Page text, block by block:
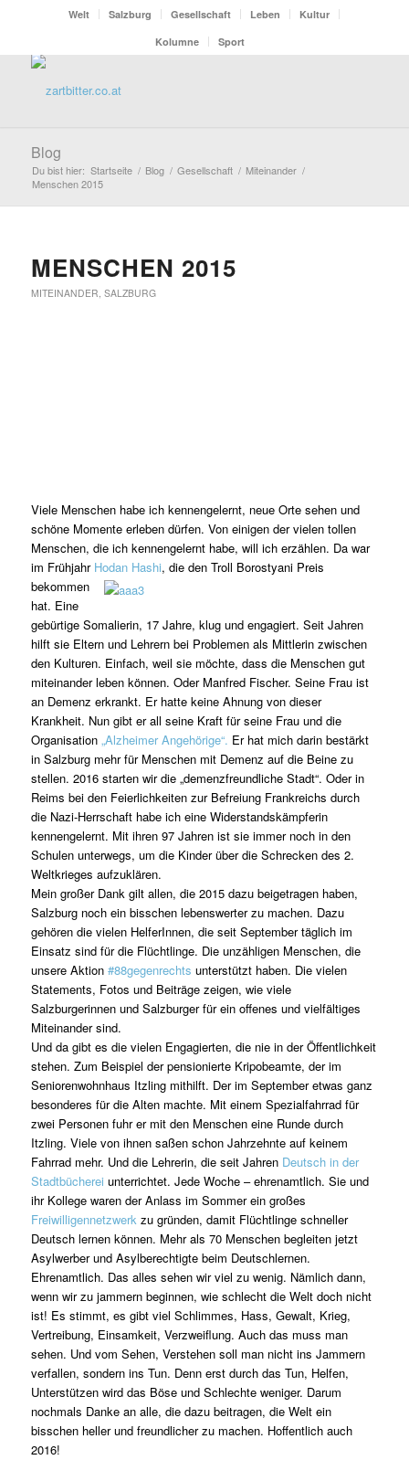
Welt Salzburg Gesellschaft Leben
Kultur
Kolumne
Sport
Blog
Du bist hier: Startseite / Blog / Gesellschaft / Miteinander /
Menschen 2015
MENSCHEN 2015
MITEINANDER, SALZBURG
Viele Menschen habe ich kennengelernt, neue Orte sehen und
schöne Momente erleben dürfen. Von einigen der vielen tollen
Menschen, die ich kennengelernt habe, will ich erzählen. Da war
im Frühjahr Hodan Hashi, die den Troll Borostyani Preis
bekommen
hat. Eine
gebürtige Somalierin, 17 Jahre, klug und engagiert. Seit Jahren
hilft sie Eltern und Lehrern bei Problemen als Mittlerin zwischen
den Kulturen. Einfach, weil sie möchte, dass die Menschen gut
miteinander leben können. Oder Manfred Fischer. Seine Frau ist
an Demenz erkrankt. Er hatte keine Ahnung von dieser
Krankheit. Nun gibt er all seine Kraft für seine Frau und die
Organisation „Alzheimer Angehörige“. Er hat mich darin bestärkt
in Salzburg mehr für Menschen mit Demenz auf die Beine zu
stellen. 2016 starten wir die „demenzfreundliche Stadt“. Oder in
Reims bei den Feierlichkeiten zur Befreiung Frankreichs durch
die Nazi-Herrschaft habe ich eine Widerstandskämpferin
kennengelernt. Mit ihren 97 Jahren ist sie immer noch in den
Schulen unterwegs, um die Kinder über die Schrecken des 2.
Weltkrieges aufzuklären.
Mein großer Dank gilt allen, die 2015 dazu beigetragen haben,
Salzburg noch ein bisschen lebenswerter zu machen. Dazu
gehören die vielen HelferInnen, die seit September täglich im
Einsatz sind für die Flüchtlinge. Die unzähligen Menschen, die
unsere Aktion #88gegenrechts unterstützt haben. Die vielen
Statements, Fotos und Beiträge zeigen, wie viele
Salzburgerinnen und Salzburger für ein offenes und vielfältiges
Miteinander sind.
Und da gibt es die vielen Engagierten, die nie in der Öffentlichkeit
stehen. Zum Beispiel der pensionierte Kripobeamte, der im
Seniorenwohnhaus Itzling mithilft. Der im September etwas ganz
besonderes für die Alten machte. Mit einem Spezialfahrrad für
zwei Personen fuhr er mit den Menschen eine Runde durch
Itzling. Viele von ihnen saßen schon Jahrzehnte auf keinem
Fahrrad mehr. Und die Lehrerin, die seit Jahren Deutsch in der
Stadtbücherei unterrichtet. Jede Woche – ehrenamtlich. Sie und
ihr Kollege waren der Anlass im Sommer ein großes
Freiwilligennetzwerkzu gründen, damit Flüchtlinge schneller
Deutsch lernen können. Mehr als 70 Menschen begleiten jetzt
Asylwerber und Asylberechtigte beim Deutschlernen.
Ehrenamtlich. Das alles sehen wir viel zu wenig. Nämlich dann,
wenn wir zu jammern beginnen, wie schlecht die Welt doch nicht
ist! Es stimmt, es gibt viel Schlimmes, Hass, Gewalt, Krieg,
Vertreibung, Einsamkeit, Verzweiflung. Auch das muss man
sehen. Und vom Sehen, Verstehen soll man nicht ins Jammern
verfallen, sondern ins Tun. Denn erst durch das Tun, Helfen,
Unterstützen wird das Böse und Schlechte weniger. Darum
nochmals Danke an alle, die dazu beitragen, die Welt ein
bisschen heller und freundlicher zu machen. Hoffentlich auch
2016!